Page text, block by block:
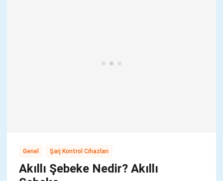
Genel Şarj Kontrol Cihazları
Akıllı Şebeke Nedir? Akıllı